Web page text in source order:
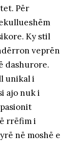
Për
Ky stil
veprën
dashurore.
unikal i
ajo nuk i
rrëfim i
në moshë e